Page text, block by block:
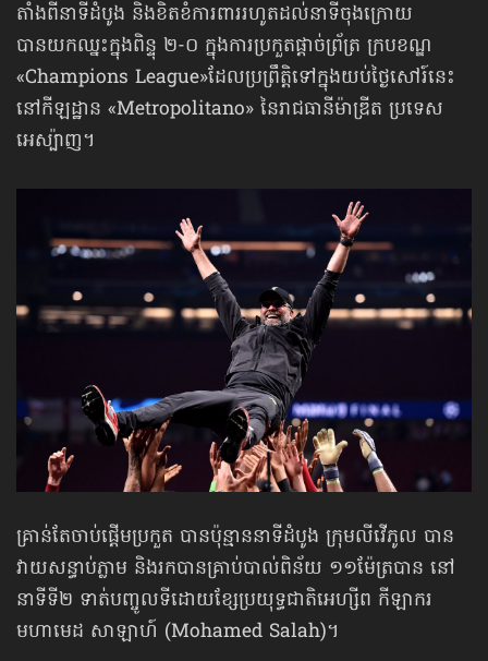
តាំងពីនាទីដំបូង និងខិតខំការពាររហូតដល់នាទីចុងក្រោយ
បានយកឈ្នះក្នុងពិន្ទុ ២-០ ក្នុងការប្រកួតផ្ដាច់ព្រ័ត្រ ក្របខណ្ឌ​
«Champions League»​ដែលប្រព្រឹត្តិទៅក្នុងយប់ថ្ងៃសៅរ៍នេះ
នៅកីឡដ្ឋាន «Metropolitano» នៃរាជធានីម៉ាឌ្រីត ប្រទេស
អេស្ប៉ាញ។
គ្រាន់តែចាប់ផ្ដើមប្រកួត បានប៉ុន្មាននាទីដំបូង ក្រុមលីវើភូល បាន
វាយសន្ធាប់ភ្លាម និងរកបានគ្រាប់បាល់ពិន័យ ១១ម៉ែត្របាន នៅ
នាទីទី២ ទាត់បញ្ចូលទីដោយខ្សែប្រយុទ្ធជាតិអេហ្សីព កីឡាករ
មហាមេដ សាឡាហ៍ (Mohamed Salah)។